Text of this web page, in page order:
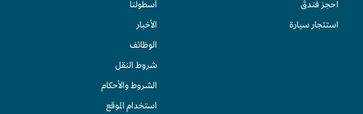
احجز فندقً
استئجار سيارة
أسطولنا
الأخبار
الوظائف
شروط النقل
الشروط والأحكام
استخدام الموقع